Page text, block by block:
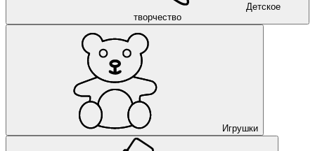
Детское
творчество
Игрушки